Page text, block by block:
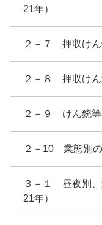
21年）
２－７ 押収けん
２－８ 押収けん
２－９ けん銃等
２－10 業態別
３－１ 昼夜別、
21年）